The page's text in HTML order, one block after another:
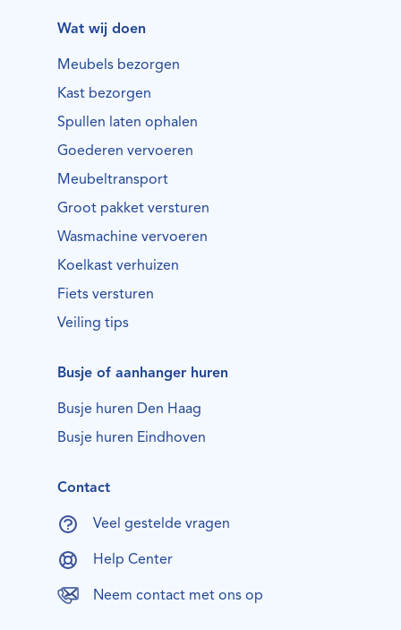
Wat wij doen
Meubels bezorgen
Kast bezorgen
Spullen laten ophalen
Goederen vervoeren
Meubeltransport
Groot pakket versturen
Wasmachine vervoeren
Koelkast verhuizen
Fiets versturen
Veiling tips
Busje of aanhanger huren
Busje huren Den Haag
Busje huren Eindhoven
Contact
Veel gestelde vragen
Help Center
Neem contact met ons op